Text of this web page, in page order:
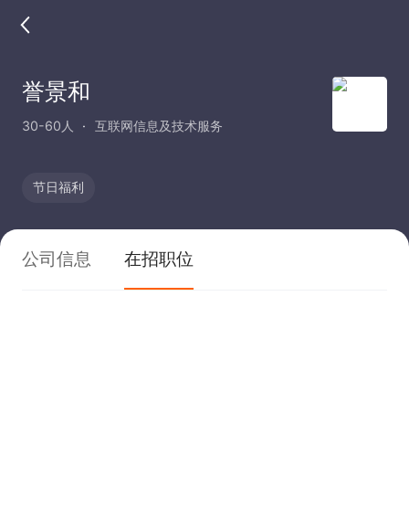
誉景和
30-60人 互联网信息及技术服务
节日福利
公司信息 在招职位